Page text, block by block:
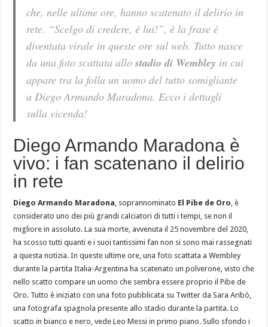
che, nelle ultime ore, hanno scatenato il delirio in
rete. “Scelgo di credere, è lui!”, è la frase è
diventata virale in queste ore sul web. Tutto nasce
da una foto scattata allostadio di Wembley in cui
appare tra la folla un uomo del tutto somigliante
a Diego Armando Maradona. Ecco i dettagli
sulla vicenda!
Diego Armando Maradona è
vivo: i fan scatenano il delirio
in rete
Diego Armando Maradona, soprannominato El Pibe de Oro, è
considerato uno dei più grandi calciatori di tutti i tempi, se non il
migliore in assoluto. La sua morte, avvenuta il 25 novembre del 2020,
ha scosso tutti quanti e i suoi tantissimi fan non si sono mai rassegnati
a questa notizia. In queste ultime ore, una foto scattata a Wembley
durante la partita Italia-Argentina ha scatenato un polverone, visto che
nello scatto compare un uomo che sembra essere proprio il Pibe de
Oro. Tutto è iniziato con una foto pubblicata su Twitter da Sara Aribò,
una fotografa spagnola presente allo stadio durante la partita. Lo
scatto in bianco e nero, vede Leo Messi in primo piano. Sullo sfondo i